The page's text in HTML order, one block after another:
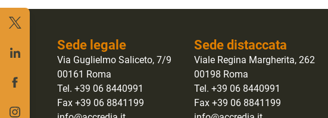
Sede legale
Via Guglielmo Saliceto, 7/9
00161 Roma
Tel. +39 06 8440991
Fax +39 06 8841199
Sede distaccata
Viale Regina Margherita, 262
00198 Roma
Tel. +39 06 8440991
Fax +39 06 8841199